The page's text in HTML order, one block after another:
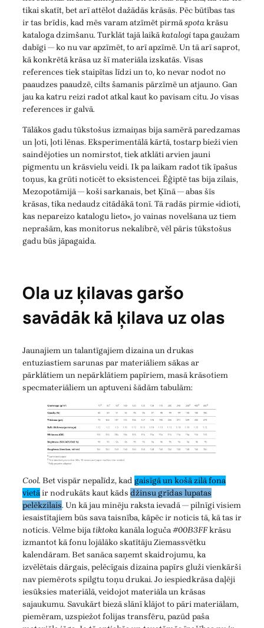
tikai skatīt, bet arī attēlot dažādās krāsās. Pēc būtības tas
ir tas brīdis, kad mēs varam atzīmēt pirmāspotakrāsu
kataloga dzimšanu. Turklāt tajā laikākatalogitapa gaužam
dabīgi — ko nu var apzīmēt, to arī apzīmē. Un tā arī saprot,
kā konkrētā krāsa uz šī materiāla izskatās. Visas
references tiek staipītas līdzi un to, ko nevar nodot no
paaudzes paaudzē, cilts šamanis pārzīmē un atjauno. Gan
jau ka katru reizi radot atkal kaut ko pavisam citu. Jo visas
references ir galvā.
Tālākos gadu tūkstošus izmaiņas bija samērā paredzamas
un ļoti, ļoti lēnas. Eksperimentālā kārtā, tostarp bieži vien
saindējoties un nomirstot, tiek atklāti arvien jauni
pigmentu un krāsvielu veidi. Ik pa laikam radot tik īpašus
toņus, ka grūti noticēt to eksistencei. Ēģiptē tas bija zilais,
Mezopotāmijā — koši sarkanais, bet Ķīnā — abas šīs
krāsas, tika nedaudz citādākā tonī. Tā radās pirmie «idioti,
kas nepareizo katalogu lieto», jo vainas novelšana uz tiem
neprašām, kas monitorus nekalibrē, vēl pāris tūkstošus
gadu būs jāpagaida.
Ola uz ķilavas garšo
savādāk kā ķilava uz olas
Jaunajiem un talantīgajiem dizaina un drukas
entuziastiem sarunas par materiāliem sākas ar
pārklātiem un nepārklātiem papīriem, masā krāsotiem
specmateriāliem un aptuveni šādām tabulām:
Cool. Bet vispār nepalīdz, kad gaisīgā un košā zilā fona
vietāir nodrukāts kaut kāds džinsu grīdas lupatas
pelēkzilais. Un kā jau minēju raksta ievadā — pilnīgi visiem
iesaistītajiem būs sava taisnība, kāpēc ir noticis tā, kā tas ir
noticis. Vēlme bijatiktokakanāla loguča#00B3FFkrāsu
izmantot kā fonu lojālāko skatītāju Ziemassvētku
kalendāram. Bet sanāca saņemt skaidrojumu, ka
izvēlētais dārgais, pelēcīgais dizaina papīrs gluži vienkārši
nav piemērots spilgtu toņu drukai. Jo iespiedkrāsa daļēji
iesūksies materiālā, veidojot materiāla un krāsas
sajaukumu. Savukārt biezā slānī klājot to pāri materiālam,
piemēram, uzspiežot folijas transfēru, pazūd paša